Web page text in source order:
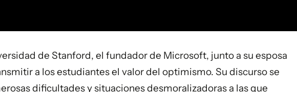
de Stanford, el fundador de Microsoft, junto a su esposa
a los estudiantes el valor del optimismo. Su discurso se
dificultades y situaciones desmoralizadoras a las que